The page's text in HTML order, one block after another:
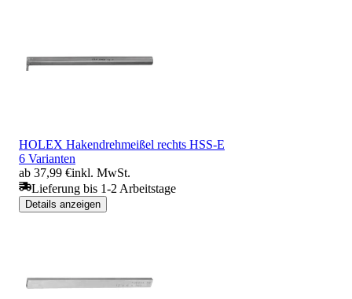
HOLEX Hakendrehmeißel rechts HSS-E
6 Varianten
ab 37,99 €inkl. MwSt.
Lieferung bis 1-2 Arbeitstage
Details anzeigen